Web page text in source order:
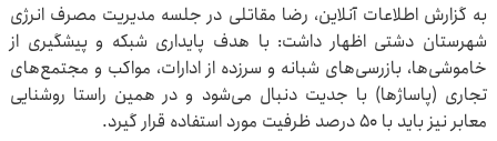
به گزارش اطلاعات آنلاین، رضا مقاتلی در جلسه مدیریت مصرف انرژی
شهرستان دشتی اظهار داشت: با هدف پایداری شبکه و پیشگیری از
خاموشی‌ها، بازرسی‌های شبانه و سرزده از ادارات، مواکب و مجتمع‌های
تجاری (پاساژها) با جدیت دنبال می‌شود و در همین راستا روشنایی
معابر نیز باید با ۵۰ درصد ظرفیت مورد استفاده قرار گیرد.